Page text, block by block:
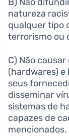
B) Não
natureza
qualquer tipo
terrorismo ou
C) Não
(hardwares) e
seus
disseminar
sistemas de
capazes de
mencionados.